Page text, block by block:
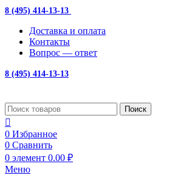
8 (495) 414-13-13
Доставка и оплата
Контакты
Вопрос — ответ
8 (495) 414-13-13
Поиск
0 Избранное
0 Сравнить
0 элемент 0.00 ₽
Меню